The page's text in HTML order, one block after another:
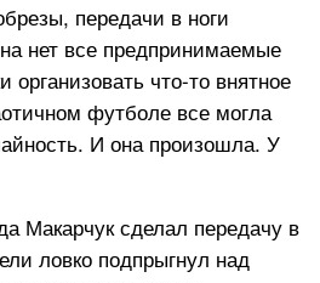
передачи в ноги
нет все предпринимаемые
организовать что-то внятное
футболе все могла
И она произошла. У
Макарчук сделал передачу в
ловко подпрыгнул над